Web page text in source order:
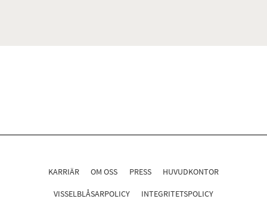
KARRIÄR OM OSS PRESS HUVUDKONTOR
VISSELBLÅSARPOLICY INTEGRITETSPOLICY